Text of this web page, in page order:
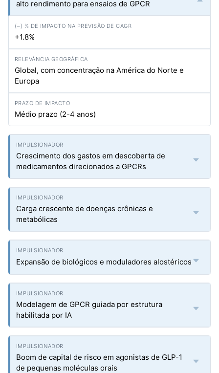
alto rendimento para ensaios de GPCR
+1.8%
Global, com concentração na América do Norte e
Europa
Médio prazo (2-4 anos)
Crescimento dos gastos em descoberta de
medicamentos direcionados a GPCRs
Carga crescente de doenças crônicas e
metabólicas
Expansão de biológicos e moduladores alostéricos
Modelagem de GPCR guiada por estrutura
habilitada por IA
Boom de capital de risco em agonistas de GLP-1
de pequenas moléculas orais